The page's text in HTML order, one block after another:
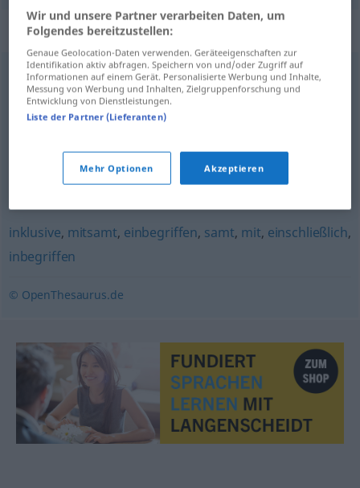
Synonyme für "nebst"
zudem,außerdem,obendrein,neben
und,sowie ,plus (ugs.),neben
inklusive, mitsamt, einbegriffen, samt, mit, einschließlich,
inbegriffen
© OpenThesaurus.de
Wir und unsere Partner verarbeiten Daten, um
Folgendes bereitzustellen:
Genaue Geolocation-Daten verwenden. Geräteeigenschaften zur
Identifikation aktiv abfragen. Speichern von und/oder Zugriff auf
Informationen auf einem Gerät. Personalisierte Werbung und Inhalte,
Messung von Werbung und Inhalten, Zielgruppenforschung und
Entwicklung von Dienstleistungen.
Liste der Partner (Lieferanten)
Mehr Optionen Akzeptieren